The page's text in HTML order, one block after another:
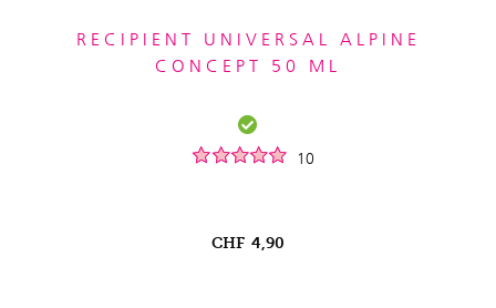
RECIPIENT UNIVERSAL ALPINE
CONCEPT 50 ML
10
CHF 4,90